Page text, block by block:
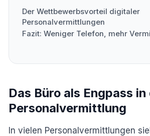
Der Wettbewerbsvorteil digitaler
Personalvermittlungen
Fazit: Weniger Telefon, mehr
Das Büro als Engpass in
Personalvermittlung
In vielen Personalvermittlungen